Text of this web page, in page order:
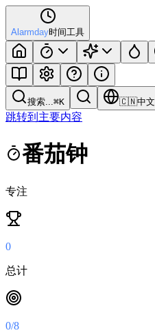
Alarmday时间工具
搜索...⌘K 🇨🇳中文
跳转到主要内容
番茄钟
专注
0
总计
0/8